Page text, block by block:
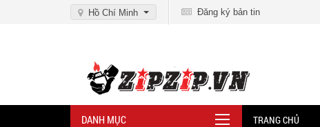
Hồ Chí Minh Đăng ký bản tin
DANH MỤC TRANG CHỦ